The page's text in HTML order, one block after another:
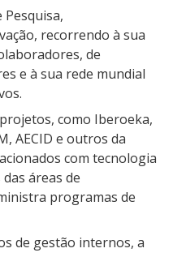
recorrendo à sua
de
e à sua rede mundial
como Iberoeka,
AECID e outros da
com tecnologia
áreas de
programas de
de gestão internos, a